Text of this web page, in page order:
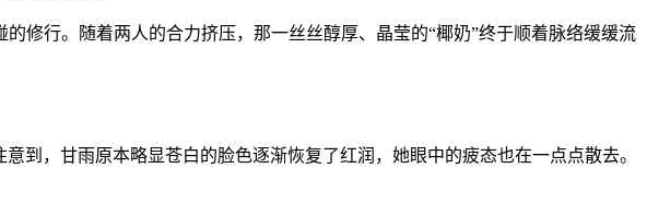
修行。随着两人的合力挤压，那一丝丝醇厚、晶莹的“椰奶”终于顺着脉络缓缓流
到，甘雨原本略显苍白的脸色逐渐恢复了红润，她眼中的疲态也在一点点散去。